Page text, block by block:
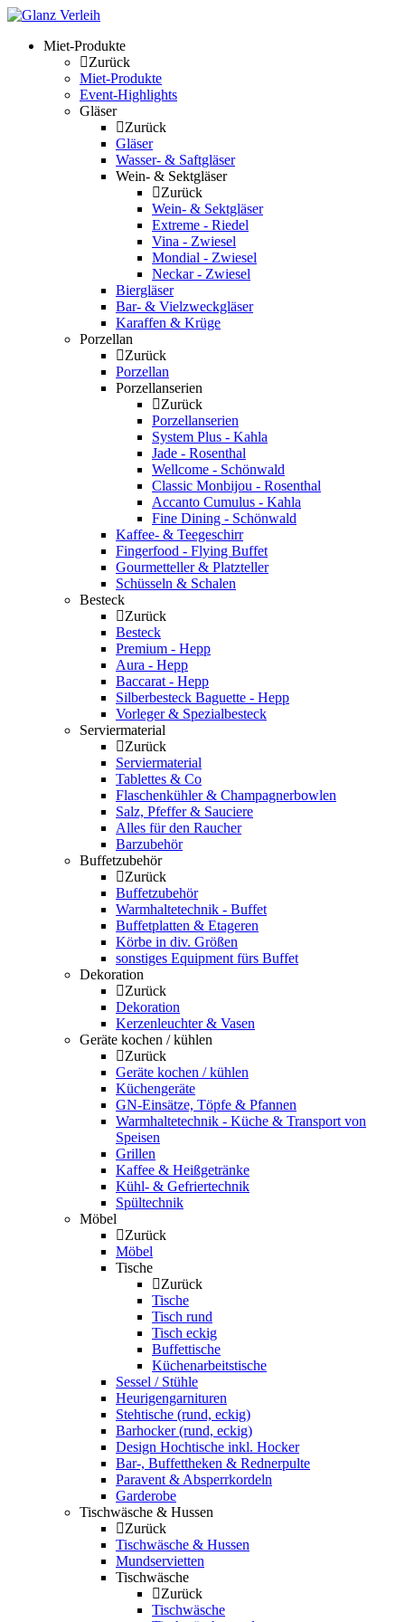
Skip
contentMiet-Produkte
Zurück
Miet-Produkte
Event-Highlights
Gläser
Zurück
Gläser
Wasser- & Saftgläser
Wein- & Sektgläser
Zurück
Wein- & Sektgläser
Extreme - Riedel
Vina - Zwiesel
Mondial - Zwiesel
Neckar - Zwiesel
Biergläser
Bar- & Vielzweckgläser
Karaffen & Krüge
Porzellan
Zurück
Porzellan
Porzellanserien
Zurück
Porzellanserien
System Plus - Kahla
Jade - Rosenthal
Wellcome - Schönwald
Classic Monbijou - Rosenthal
Accanto Cumulus - Kahla
Fine Dining - Schönwald
Kaffee- & Teegeschirr
Fingerfood - Flying Buffet
Gourmetteller & Platzteller
Schüsseln & Schalen
Besteck
Zurück
Besteck
Premium - Hepp
Aura - Hepp
Baccarat - Hepp
Silberbesteck Baguette - Hepp
Vorleger & Spezialbesteck
Serviermaterial
Zurück
Serviermaterial
Tablettes & Co
Flaschenkühler & Champagnerbowlen
Salz, Pfeffer & Sauciere
Alles für den Raucher
Barzubehör
Buffetzubehör
Zurück
Buffetzubehör
Warmhaltetechnik - Buffet
Buffetplatten & Etageren
Körbe in div. Größen
sonstiges Equipment fürs Buffet
Dekoration
Zurück
Dekoration
Kerzenleuchter & Vasen
Geräte kochen / kühlen
Zurück
Geräte kochen / kühlen
Küchengeräte
GN-Einsätze, Töpfe & Pfannen
Warmhaltetechnik - Küche & Transport von
Speisen
Grillen
Kaffee & Heißgetränke
Kühl- & Gefriertechnik
Spültechnik
Möbel
Zurück
Möbel
Tische
Zurück
Tische
Tisch rund
Tisch eckig
Buffettische
Küchenarbeitstische
Sessel / Stühle
Heurigengarnituren
Stehtische (rund, eckig)
Barhocker (rund, eckig)
Design Hochtische inkl. Hocker
Bar-, Buffettheken & Rednerpulte
Paravent & Absperrkordeln
Garderobe
Tischwäsche & Hussen
Zurück
Tischwäsche & Hussen
Mundservietten
Tischwäsche
Zurück
Tischwäsche